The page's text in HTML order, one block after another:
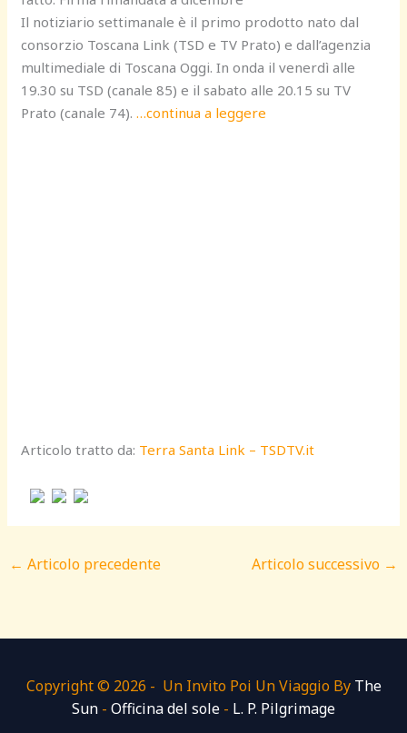
Il notiziario settimanale è il primo prodotto nato dal
consorzio Toscana Link (TSD e TV Prato) e dall’agenzia
multimediale di Toscana Oggi. In onda il venerdì alle
19.30 su TSD (canale 85) e il sabato alle 20.15 su TV
Prato (canale 74).…continua a leggere
Articolo tratto da: Terra Santa Link – TSDTV.it
← Articolo precedente Articolo successivo →
Copyright © 2026 - Un Invito Poi Un Viaggio By The
Sun - Officina del sole - L. P. Pilgrimage